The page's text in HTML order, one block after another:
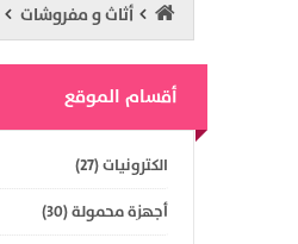
أثاث و مفروشات
أقسام الموقع
الكترونيات (27)
أجهزة محمولة (30)